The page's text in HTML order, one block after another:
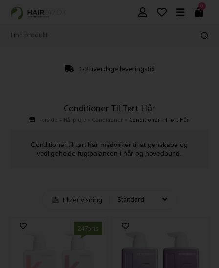
0
4,9 fra +9600 anmeldelser
Conditioner Til Tørt Hår
Forside Hårpleje Conditioner Conditioner Til Tørt Hår
Conditioner til tørt hår medvirker til at genskabe og
vedligeholde fugtbalancen i hår og hovedbund.
Filtrer visning
247pris